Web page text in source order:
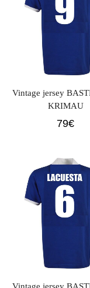
Vintage jersey
KRIMAU
79€
Vintage jersey